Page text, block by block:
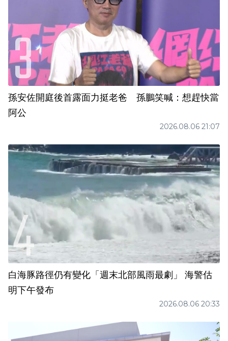
孫安佐開庭後首露面力挺老爸 孫鵬笑喊：想趕快當
阿公
2026.08.06 21:07
白海豚路徑仍有變化「週末北部風雨最劇」 海警估
明下午發布
2026.08.06 20:33